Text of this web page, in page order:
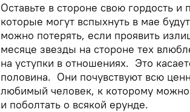
Оставьте в стороне свою гордость
которые могут вспыхнуть в мае
можно потерять, если проявить
месяце звезды на стороне тех
на уступки в отношениях. Это
половина. Они почувствуют всю
любимый человек, к которому
и поболтать о всякой ерунде.